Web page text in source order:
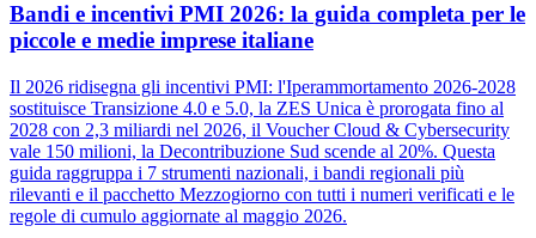
Bandi e incentivi PMI 2026: la guida completa per le
piccole e medie imprese italiane
Il 2026 ridisegna gli incentivi PMI: l'Iperammortamento 2026-2028
sostituisce Transizione 4.0 e 5.0, la ZES Unica è prorogata fino al
2028 con 2,3 miliardi nel 2026, il Voucher Cloud & Cybersecurity
vale 150 milioni, la Decontribuzione Sud scende al 20%. Questa
guida raggruppa i 7 strumenti nazionali, i bandi regionali più
rilevanti e il pacchetto Mezzogiorno con tutti i numeri verificati e le
regole di cumulo aggiornate al maggio 2026.